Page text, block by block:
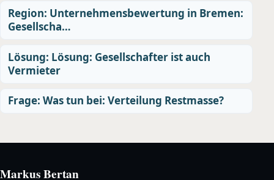
Region: Unternehmensbewertung in Bremen:
Gesellscha…
Lösung: Lösung: Gesellschafter ist auch
Vermieter
Frage: Was tun bei: Verteilung Restmasse?
Markus Bertan